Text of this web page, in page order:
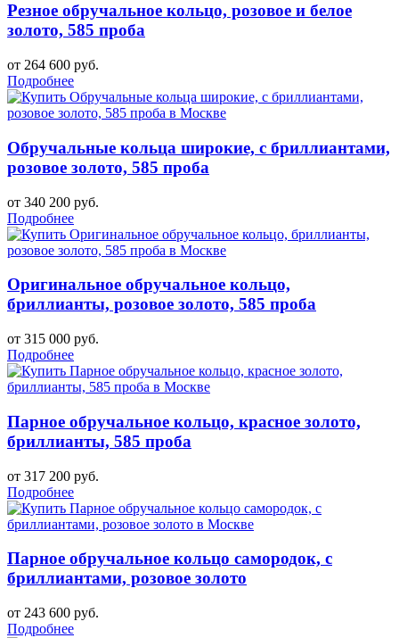
Резное обручальное кольцо, розовое и белое
золото, 585 проба
от 264 600 руб.
Подробнее
Обручальные кольца широкие, с бриллиантами,
розовое золото, 585 проба
от 340 200 руб.
Подробнее
Оригинальное обручальное кольцо,
бриллианты, розовое золото, 585 проба
от 315 000 руб.
Подробнее
Парное обручальное кольцо, красное золото,
бриллианты, 585 проба
от 317 200 руб.
Подробнее
Парное обручальное кольцо самородок, с
бриллиантами, розовое золото
от 243 600 руб.
Подробнее